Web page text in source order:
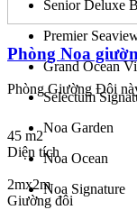
Senior Deluxe
Premier
Grand Ocean
Selectum
Noa Garden
Noa Ocean
Noa Signature
Phòng Noa
Phòng Giường Đôi
45 m2
Diện tích
2mx2m
Giường đôi